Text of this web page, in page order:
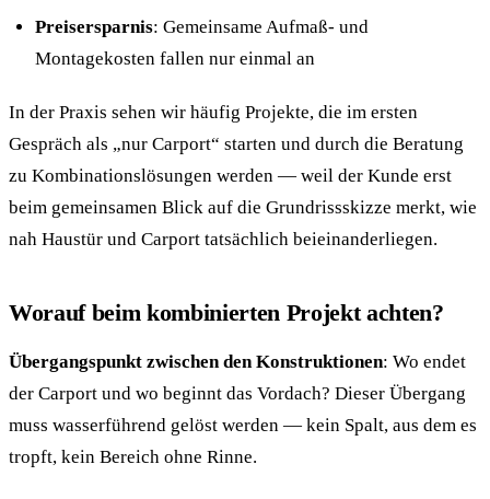
Preisersparnis: Gemeinsame Aufmaß- und
Montagekosten fallen nur einmal an
In der Praxis sehen wir häufig Projekte, die im ersten
Gespräch als „nur Carport“ starten und durch die Beratung
zu Kombinationslösungen werden — weil der Kunde erst
beim gemeinsamen Blick auf die Grundrissskizze merkt, wie
nah Haustür und Carport tatsächlich beieinanderliegen.
Worauf beim kombinierten Projekt achten?
Übergangspunkt zwischen den Konstruktionen: Wo endet
der Carport und wo beginnt das Vordach? Dieser Übergang
muss wasserführend gelöst werden — kein Spalt, aus dem es
tropft, kein Bereich ohne Rinne.